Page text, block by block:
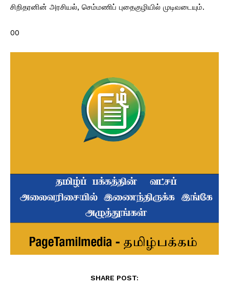
சிறிதரனின் அரசியல், செம்மணிப் புதைகுழியில் முடிவடையும்.
00
SHARE POST: